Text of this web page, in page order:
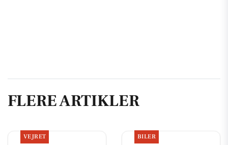
FLERE ARTIKLER
VEJRET BILER